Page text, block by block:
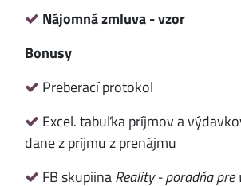
Nájomná zmluva - vzor
Bonusy
Preberací protokol
Excel. tabuľka príjmov a
dane z príjmu z prenájmu
FB skupiinaReality - poradňa pre